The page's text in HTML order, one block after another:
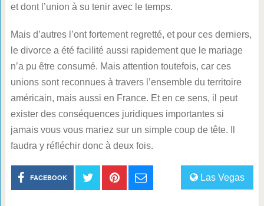
et dont l’union à su tenir avec le temps.
Mais d’autres l’ont fortement regretté, et pour ces derniers,
le divorce a été facilité aussi rapidement que le mariage
n’a pu être consumé. Mais attention toutefois, car ces
unions sont reconnues à travers l’ensemble du territoire
américain, mais aussi en France. Et en ce sens, il peut
exister des conséquences juridiques importantes si
jamais vous vous mariez sur un simple coup de tête. Il
faudra y réfléchir donc à deux fois.
Las Vegas
FACEBOOK